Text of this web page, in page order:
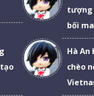
tượng
bối
Hà An
chèo